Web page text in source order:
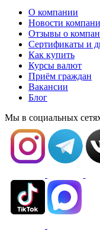
О компании
Новости
Отзывы о
Сертификаты и
Как купить
Курсы валют
Приём граждан
Вакансии
Блог
Мы в социальных